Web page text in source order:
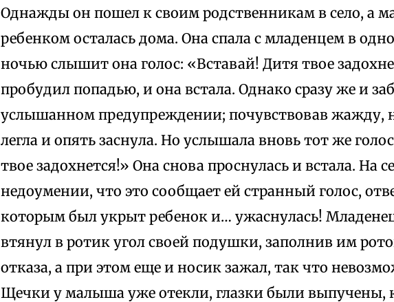
Однажды он пошел к своим родственникам в село, а
ребенком осталась дома. Она спала с младенцем в
ночью слышит она голос: «Вставай! Дитя твое
пробудил попадью, и она встала. Однако сразу же и
услышанном предупреждении; почувствовав жажду,
легла и опять заснула. Но услышала вновь тот же
твое задохнется!» Она снова проснулась и встала. На
недоумении, что это сообщает ей странный голос,
которым был укрыт ребенок и… ужаснулась!
втянул в ротик угол своей подушки, заполнив им
отказа, а при этом еще и носик зажал, так что
Щечки у малыша уже отекли, глазки были выпучены,